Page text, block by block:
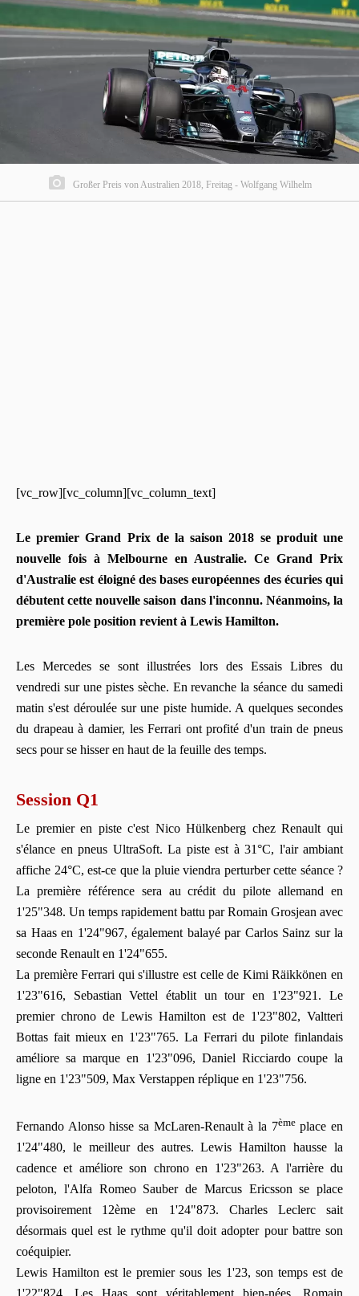
Großer Preis von Australien 2018, Freitag - Wolfgang Wilhelm
[vc_row][vc_column][vc_column_text]
Le premier Grand Prix de la saison 2018 se produit une
nouvelle fois à Melbourne en Australie. Ce Grand Prix
d'Australie est éloigné des bases européennes des écuries qui
débutent cette nouvelle saison dans l'inconnu. Néanmoins, la
première pole position revient à Lewis Hamilton.
Les Mercedes se sont illustrées lors des Essais Libres du
vendredi sur une pistes sèche. En revanche la séance du samedi
matin s'est déroulée sur une piste humide. A quelques secondes
du drapeau à damier, les Ferrari ont profité d'un train de pneus
secs pour se hisser en haut de la feuille des temps.
Session Q1
Le premier en piste c'est Nico Hülkenberg chez Renault qui
s'élance en pneus UltraSoft. La piste est à 31°C, l'air ambiant
affiche 24°C, est-ce que la pluie viendra perturber cette séance ?
La première référence sera au crédit du pilote allemand en
1'25"348. Un temps rapidement battu par Romain Grosjean avec
sa Haas en 1'24"967, également balayé par Carlos Sainz sur la
seconde Renault en 1'24"655.
La première Ferrari qui s'illustre est celle de Kimi Räikkönen en
1'23"616, Sebastian Vettel établit un tour en 1'23"921. Le
premier chrono de Lewis Hamilton est de 1'23"802, Valtteri
Bottas fait mieux en 1'23"765. La Ferrari du pilote finlandais
améliore sa marque en 1'23"096, Daniel Ricciardo coupe la
ligne en 1'23"509, Max Verstappen réplique en 1'23"756.
Fernando Alonso hisse sa McLaren-Renault à la 7èmeplace en
1'24"480, le meilleur des autres. Lewis Hamilton hausse la
cadence et améliore son chrono en 1'23"263. A l'arrière du
peloton, l'Alfa Romeo Sauber de Marcus Ericsson se place
provisoirement 12ème en 1'24"873. Charles Leclerc sait
désormais quel est le rythme qu'il doit adopter pour battre son
coéquipier.
Lewis Hamilton est le premier sous les 1'23, son temps est de